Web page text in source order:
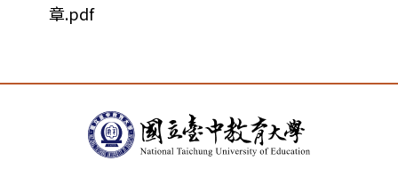
章.pdf